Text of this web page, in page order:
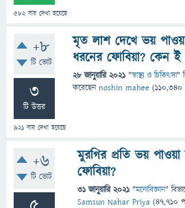
582বার দেখা হয়েছে
+8
টি ভোট
3
টি উত্তর
921 বার দেখা হয়েছে
মৃত লাশ দেখে ভয়
ধরনের ফোবিয়া? কেন
28 জানুয়ারি 2021 "স্বাস্থ্য ও চিকিৎসা"
করেছেনnoshin mahee (110,340
+6
টি ভোট
মুরগির প্রতি ভয়
ফোবিয়া?
31 জানুয়ারি 2021 "মনোবিজ্ঞান"
Samsun Nahar Priya (47,710